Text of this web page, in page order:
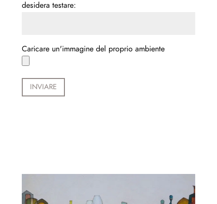
desidera testare:
Caricare un'immagine del proprio ambiente
INVIARE